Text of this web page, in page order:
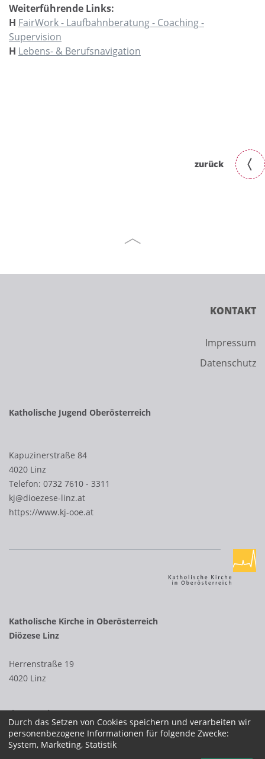
Weiterführende Links:
H FairWork - Laufbahnberatung - Coaching -
Supervision
H Lebens- & Berufsnavigation
zurück
KONTAKT
Impressum
Datenschutz
Katholische Jugend Oberösterreich
Kapuzinerstraße 84
4020 Linz
Telefon: 0732 7610 - 3311
kj@dioezese-linz.at
https://www.kj-ooe.at
Katholische Kirche in Oberösterreich
Diözese Linz
Herrenstraße 19
4020 Linz
Ihr Kontakt zur
Diözese Linz
Durch das Setzen von Cookies speichern und verarbeiten wir
personenbezogene Informationen für folgende Zwecke:
System, Marketing, Statistik